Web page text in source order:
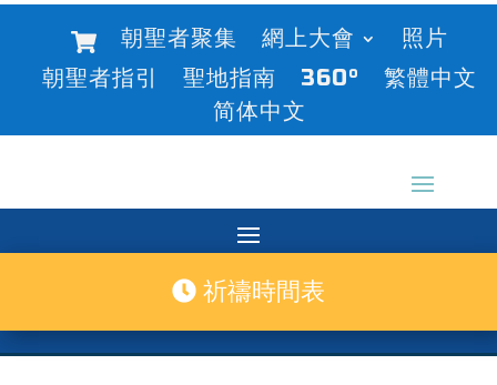
朝聖者聚集 網上大會
照片
朝聖者指引
聖地指南 360°
繁體中文
简体中文
祈禱時間表